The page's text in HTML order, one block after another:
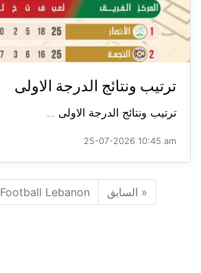
ترتيب ونتائج الدرجة الاولى
ترتيب ونتائج الدرجة الاولى ...
25-07-2026 10:45 am
« السابق Football Lebanon